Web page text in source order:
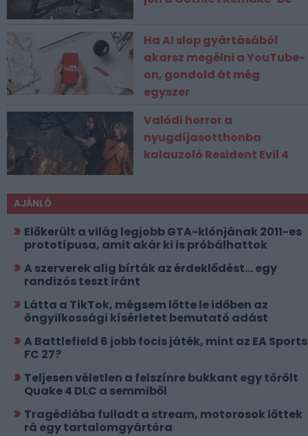
Ha AI slop gyártásából
akarsz megélni a YouTube-
on, gondold át még
egyszer
Valódi horror a
nyugdíjasotthonba
kalauzoló Resident Evil 4
AJÁNLÓ
Előkerült a világ legjobb GTA-klónjának 2011-es
prototípusa, amit akár ki is próbálhattok
A szerverek alig bírták az érdeklődést... egy
randizós teszt iránt
Látta a TikTok, mégsem lőtte le időben az
öngyilkossági kísérletet bemutató adást
A Battlefield 6 jobb focis játék, mint az EA Sports
FC 27?
Teljesen véletlen a felszínre bukkant egy törölt
Quake 4 DLC a semmiből
Tragédiába fulladt a stream, motorosok lőttek
rá egy tartalomgyártóra